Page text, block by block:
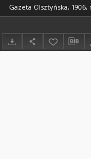
Gazeta Olsztyńska, 1906,